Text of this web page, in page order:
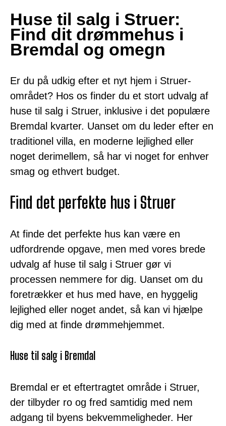
Huse til salg i Struer:
Find dit drømmehus i
Bremdal og omegn
Er du på udkig efter et nyt hjem i Struer-
området? Hos os finder du et stort udvalg af
huse til salg i Struer, inklusive i det populære
Bremdal kvarter. Uanset om du leder efter en
traditionel villa, en moderne lejlighed eller
noget derimellem, så har vi noget for enhver
smag og ethvert budget.
Find det perfekte hus i Struer
At finde det perfekte hus kan være en
udfordrende opgave, men med vores brede
udvalg af huse til salg i Struer gør vi
processen nemmere for dig. Uanset om du
foretrækker et hus med have, en hyggelig
lejlighed eller noget andet, så kan vi hjælpe
dig med at finde drømmehjemmet.
Huse til salg i Bremdal
Bremdal er et eftertragtet område i Struer,
der tilbyder ro og fred samtidig med nem
adgang til byens bekvemmeligheder. Her